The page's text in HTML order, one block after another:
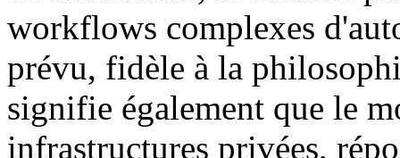
workflows complexes
prévu, fidèle à la
signifie également que le
infrastructures privées,